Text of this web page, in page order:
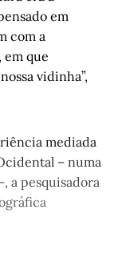
em
com a
em que
vidinha”,
mediada
– numa
a pesquisadora